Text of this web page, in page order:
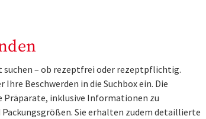
– ob rezeptfrei oder rezeptpflichtig.
Beschwerden in die Suchbox ein. Die
Präparate, inklusive Informationen zu
Sie erhalten zudem detaillierte